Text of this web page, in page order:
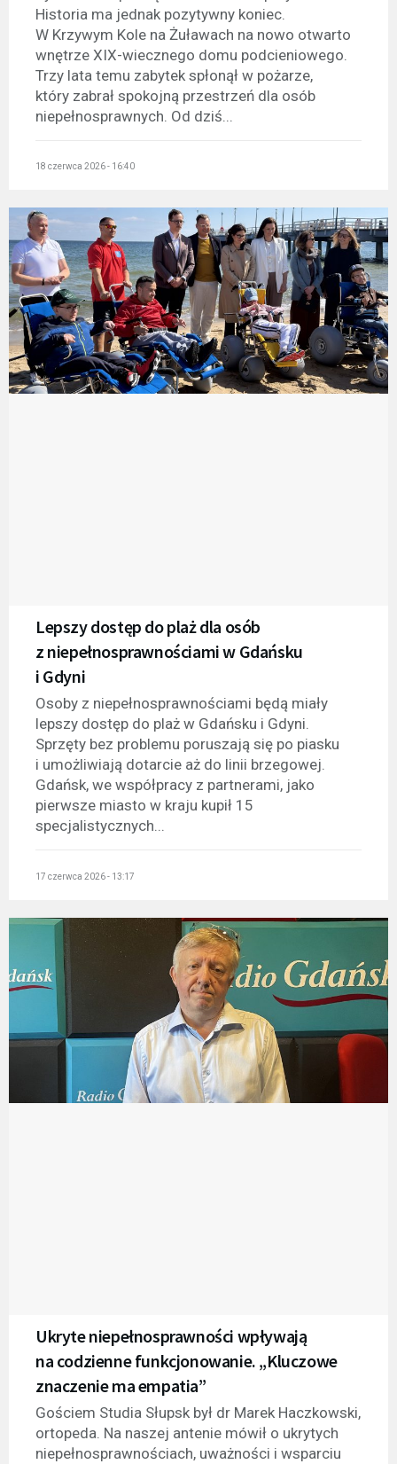
Historia ma jednak pozytywny koniec.
W Krzywym Kole na Żuławach na nowo otwarto
wnętrze XIX-wiecznego domu podcieniowego.
Trzy lata temu zabytek spłonął w pożarze,
który zabrał spokojną przestrzeń dla osób
niepełnosprawnych. Od dziś...
18 czerwca 2026 - 16:40
Lepszy dostęp do plaż dla osób
z niepełnosprawnościami w Gdańsku
i Gdyni
Osoby z niepełnosprawnościami będą miały
lepszy dostęp do plaż w Gdańsku i Gdyni.
Sprzęty bez problemu poruszają się po piasku
i umożliwiają dotarcie aż do linii brzegowej.
Gdańsk, we współpracy z partnerami, jako
pierwsze miasto w kraju kupił 15
specjalistycznych...
17 czerwca 2026 - 13:17
Ukryte niepełnosprawności wpływają
na codzienne funkcjonowanie. „Kluczowe
znaczenie ma empatia”
Gościem Studia Słupsk był dr Marek Haczkowski,
ortopeda. Na naszej antenie mówił o ukrytych
niepełnosprawnościach, uważności i wsparciu